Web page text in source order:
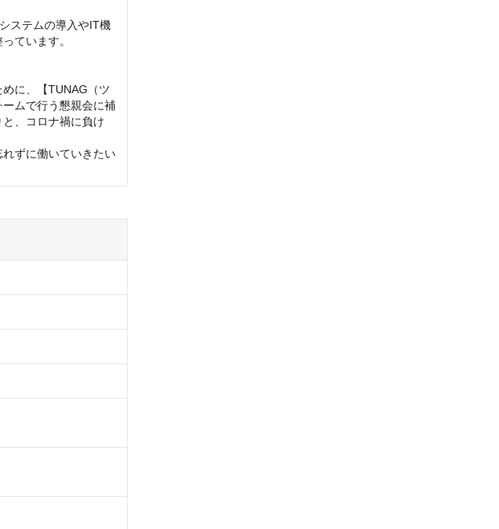
ステムの導入やIT機
ています。
に、【TUNAG（ツ
ムで行う懇親会に補
、コロナ禍に負け
ずに働いていきたい